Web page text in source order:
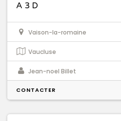
A 3 D
Vaison-la-romaine
Vaucluse
Jean-noel Billet
CONTACTER